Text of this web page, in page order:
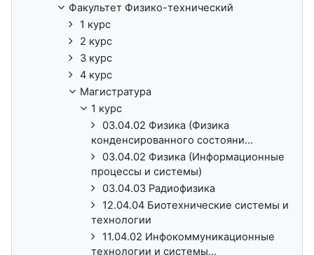
Факультет Физико-технический
1 курс
2 курс
3 курс
4 курс
Магистратура
1 курс
03.04.02 Физика (Физика
конденсированного состояни...
03.04.02 Физика (Информационные
процессы и системы)
03.04.03 Радиофизика
12.04.04 Биотехнические системы и
технологии
11.04.02 Инфокоммуникационные
технологии и системы...